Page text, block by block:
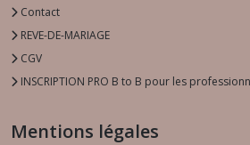
Contact
REVE-DE-MARIAGE
CGV
INSCRIPTION PRO B to B pour les
Mentions légales